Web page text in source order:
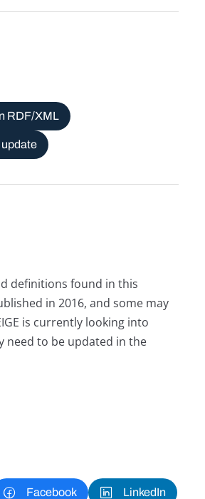
RDF/XML
definitions found in this
in 2016, and some may
is currently looking into
need to be updated in the
Facebook LinkedIn